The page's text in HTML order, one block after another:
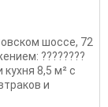
шоссе, 72
????????
8,5 м² с
и